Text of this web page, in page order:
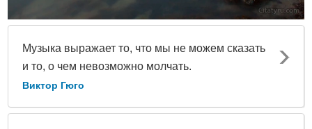
Музыка выражает то, что мы не можем сказать
и то, о чем невозможно молчать.
Виктор Гюго